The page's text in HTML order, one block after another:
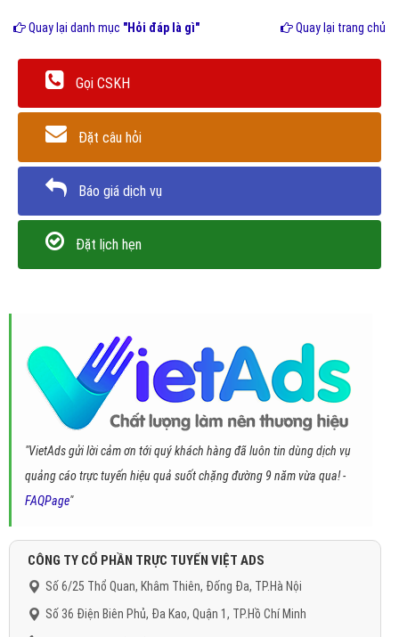
Quay lại danh mục "Hỏi đáp là gì" Quay lại trang chủ
Gọi CSKH
Đặt câu hỏi
Báo giá dịch vụ
Đặt lịch hẹn
"VietAds gửi lời cảm ơn tới quý khách hàng đã luôn tin dùng dịch vụ
quảng cáo trực tuyến hiệu quả suốt chặng đường 9 năm vừa qua! -
FAQPage"
CÔNG TY CỔ PHẦN TRỰC TUYẾN VIỆT ADS
Số 6/25 Thổ Quan, Khâm Thiên, Đống Đa, TP.Hà Nội
Số 36 Điện Biên Phủ, Đa Kao, Quận 1, TP.Hồ Chí Minh